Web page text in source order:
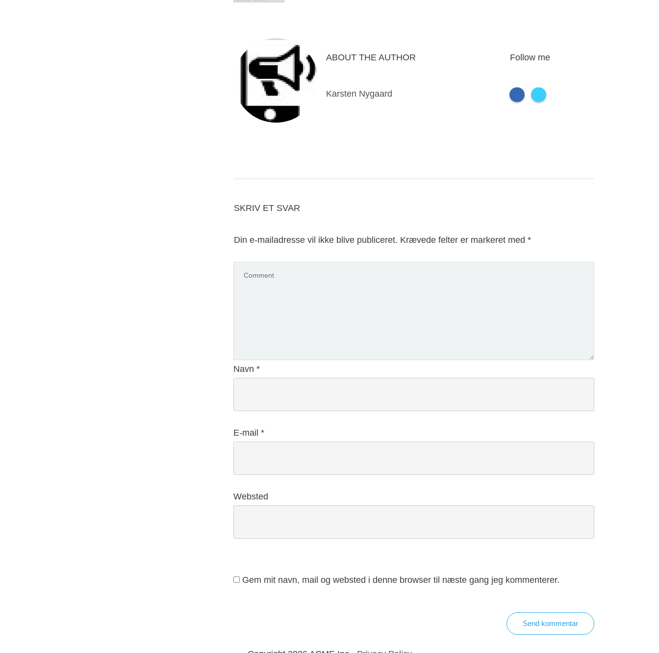
ABOUT THE AUTHOR
Karsten Nygaard
Follow me
SKRIV ET SVAR
Din e-mailadresse vil ikke blive publiceret. Krævede felter er markeret med *
Navn *
E-mail *
Websted
Gem mit navn, mail og websted i denne browser til næste gang jeg kommenterer.
Send kommentar